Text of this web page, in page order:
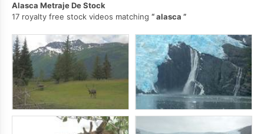
Alasca Metraje De Stock
17 royalty free stock videos matching
alasca